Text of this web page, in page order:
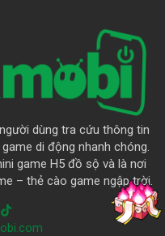
dùng tra cứu thông tin
di động nhanh chóng.
game H5 đồ sộ và là nơi
– thẻ cào game ngập trời.